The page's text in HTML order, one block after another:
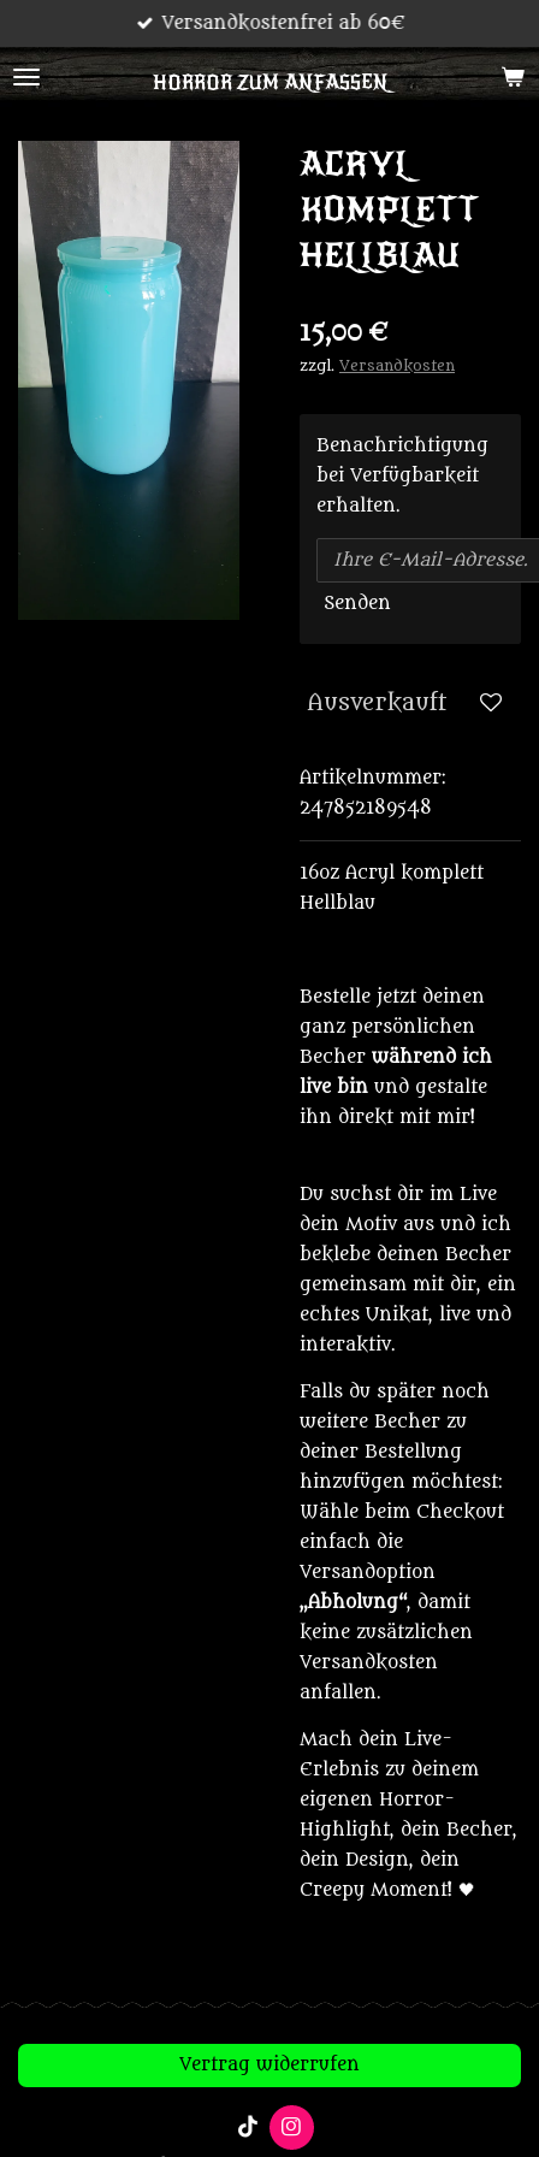
Hauptinhalt
springen
HORROR ZUM ANFASSEN
Versandkostenfrei ab 60€
ACRYL
KOMPLETT
HELLBLAU
15,00 €
zzgl. Versandkosten
Benachrichtigung
bei Verfügbarkeit
erhalten.
Senden
Ausverkauft
Artikelnummer:
247852189548
16oz Acryl komplett
Hellblau
Bestelle jetzt deinen
ganz persönlichen
Becher während ich
live bin und gestalte
ihn direkt mit mir!
Du suchst dir im Live
dein Motiv aus und ich
beklebe deinen Becher
gemeinsam mit dir, ein
echtes Unikat, live und
interaktiv.
Falls du später noch
weitere Becher zu
deiner Bestellung
hinzufügen möchtest:
Wähle beim Checkout
einfach die
Versandoption
„Abholung“, damit
keine zusätzlichen
Versandkosten
anfallen.
Mach dein Live-
Erlebnis zu deinem
eigenen Horror-
Highlight, dein Becher,
dein Design, dein
Creepy Moment! 🖤
Vertrag widerrufen
T
I